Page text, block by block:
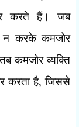
करते हैं। जब
न करके कमजोर
कमजोर व्यक्ति
करता है,जिससे